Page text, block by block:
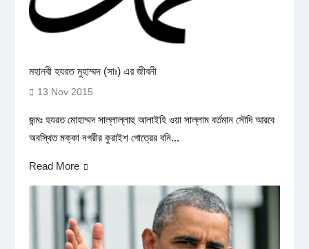
মহানবী হযরত মুহাম্মদ (সাঃ) এর জীবনী
13 Nov 2015
জন্মঃ হযরত মোহাম্মদ সাল্লাল্লাহু আলাইহি ওয়া সাল্লাম বর্তমান সৌদি আরবে
অবস্থিত মক্কা নগরীর কুরাইশ গোত্রের বনি...
Read More